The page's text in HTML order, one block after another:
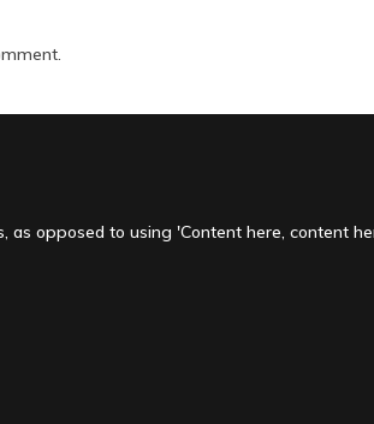
opposed to using 'Content here, content